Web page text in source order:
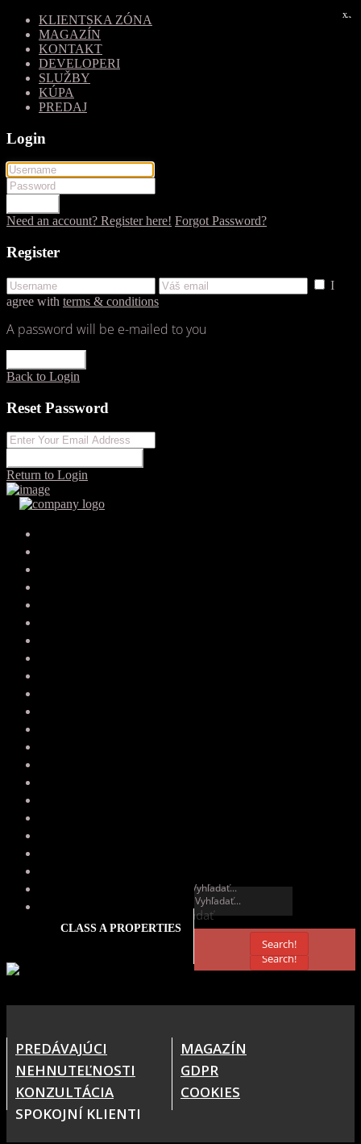
KLIENTSKA ZÓNA
MAGAZÍN
KONTAKT
DEVELOPERI
SLUŽBY
KÚPA
PREDAJ
Login
Need an account? Register here! Forgot Password?
Register
I
agree with terms & conditions
A password will be e-mailed to you
Back to Login
Reset Password
Return to Login
Vyhľadať
Search!
CLASS A PROPERTIES
Vyhľadať
Search!
Your search results
rossuua337207
lenoremccash1304@adult-work.info
About Me
Contact Me
PREDÁVAJÚCI
NEHNUTEĽNOSTI
KONZULTÁCIA
SPOKOJNÍ KLIENTI
MAGAZÍN
GDPR
COOKIES
x
x